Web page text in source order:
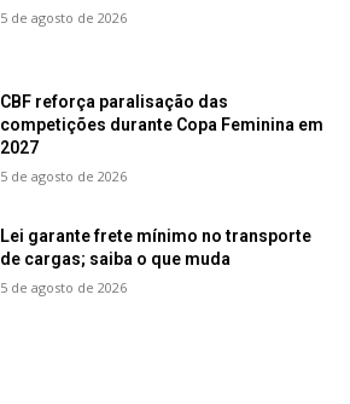
5 de agosto de 2026
CBF reforça paralisação das
competições durante Copa Feminina em
2027
5 de agosto de 2026
Lei garante frete mínimo no transporte
de cargas; saiba o que muda
5 de agosto de 2026